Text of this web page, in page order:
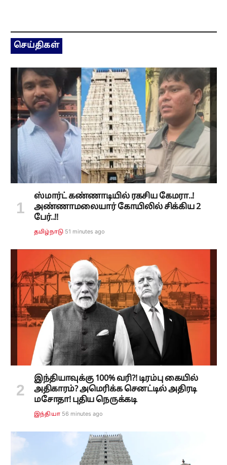
செய்திகள்
ஸ்மார்ட் கண்ணாடியில் ரகசிய கேமரா..!
அண்ணாமலையார் கோயிலில் சிக்கிய 2
பேர்..!!
தமிழ்நாடு 51 minutes ago
இந்தியாவுக்கு 100% வரி?! டிரம்பு கையில்
அதிகாரம்? அமெரிக்க செனட்டில் அதிரடி
மசோதா! புதிய நெருக்கடி
இந்தியா 56 minutes ago